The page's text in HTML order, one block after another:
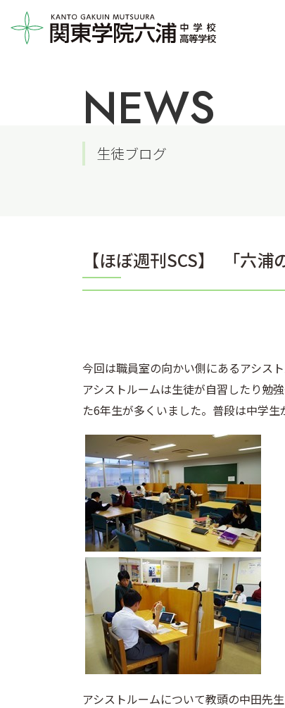
NEWS
生徒ブログ
【ほぼ週刊SCS】 ｢六
今回は職員室の向かい側にあるアシス
アシストルームは生徒が自習したり勉
た6年生が多くいました。普段は中学生
アシストルームについて教頭の中田先生